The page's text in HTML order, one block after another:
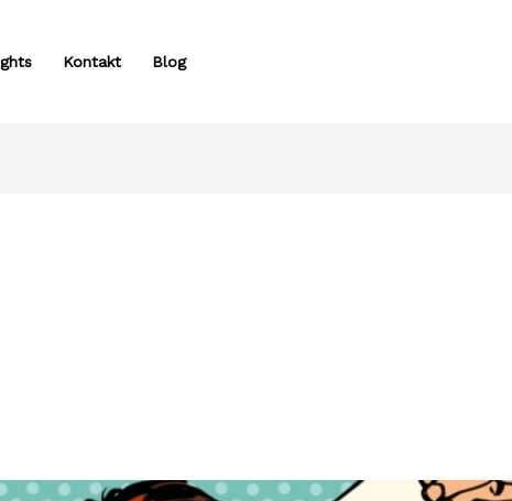
Kontakt Blog